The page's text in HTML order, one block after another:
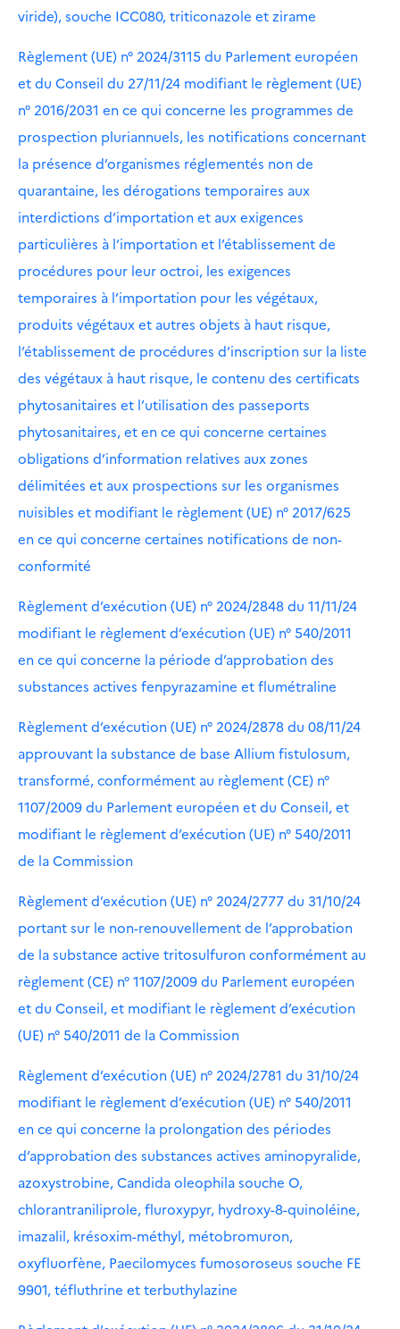
viride), souche ICC080, triticonazole et zirame
Règlement (UE) n° 2024/3115 du Parlement européen
et du Conseil du 27/11/24 modifiant le règlement (UE)
n° 2016/2031 en ce qui concerne les programmes de
prospection pluriannuels, les notifications concernant
la présence d’organismes réglementés non de
quarantaine, les dérogations temporaires aux
interdictions d’importation et aux exigences
particulières à l’importation et l’établissement de
procédures pour leur octroi, les exigences
temporaires à l’importation pour les végétaux,
produits végétaux et autres objets à haut risque,
l’établissement de procédures d’inscription sur la liste
des végétaux à haut risque, le contenu des certificats
phytosanitaires et l’utilisation des passeports
phytosanitaires, et en ce qui concerne certaines
obligations d’information relatives aux zones
délimitées et aux prospections sur les organismes
nuisibles et modifiant le règlement (UE) n° 2017/625
en ce qui concerne certaines notifications de non-
conformité
Règlement d’exécution (UE) n° 2024/2848 du 11/11/24
modifiant le règlement d’exécution (UE) n° 540/2011
en ce qui concerne la période d’approbation des
substances actives fenpyrazamine et flumétraline
Règlement d’exécution (UE) n° 2024/2878 du 08/11/24
approuvant la substance de base Allium fistulosum,
transformé, conformément au règlement (CE) n°
1107/2009 du Parlement européen et du Conseil, et
modifiant le règlement d’exécution (UE) n° 540/2011
de la Commission
Règlement d’exécution (UE) n° 2024/2777 du 31/10/24
portant sur le non-renouvellement de l’approbation
de la substance active tritosulfuron conformément au
règlement (CE) n° 1107/2009 du Parlement européen
et du Conseil, et modifiant le règlement d’exécution
(UE) n° 540/2011 de la Commission
Règlement d’exécution (UE) n° 2024/2781 du 31/10/24
modifiant le règlement d’exécution (UE) n° 540/2011
en ce qui concerne la prolongation des périodes
d’approbation des substances actives aminopyralide,
azoxystrobine, Candida oleophila souche O,
chlorantraniliprole, fluroxypyr, hydroxy-8-quinoléine,
imazalil, krésoxim-méthyl, métobromuron,
oxyfluorfène, Paecilomyces fumosoroseus souche FE
9901, téfluthrine et terbuthylazine